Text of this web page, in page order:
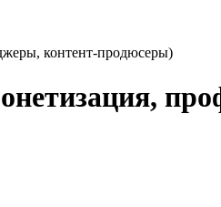
контент-продюсеры)